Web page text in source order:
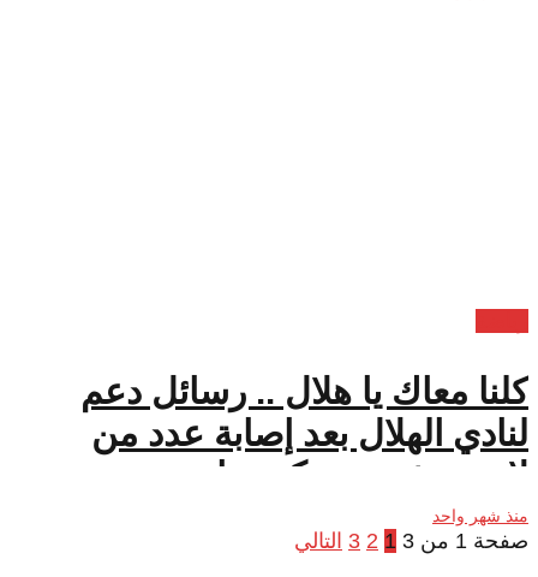
كلنا معاك يا هلال .. رسائل دعم
لنادي الهلال بعد إصابة عدد من
لاعبيه بفيروس كورونا
منذ شهر واحد
صفحة 1 من 3 1
2
3 التالي